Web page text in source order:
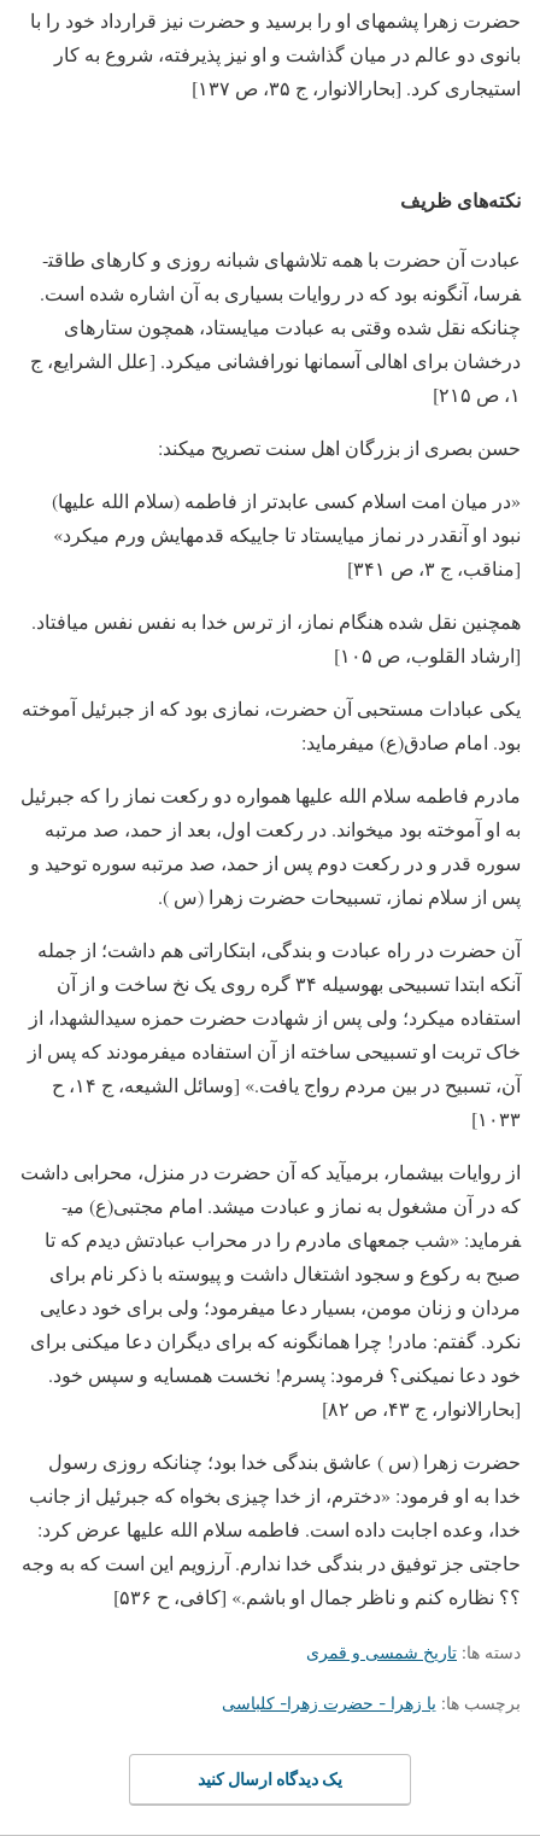
حضرت زهرا پشم­های او را برسید و حضرت نیز قرارداد خود را با
بانوی دو عالم در میان گذاشت و او نیز پذیرفته، شروع به کار
استیجاری کرد. [بحارالانوار، ج ۳۵، ص ۱۳۷]
نکته­‌های ظریف
عبادت آن حضرت با همه تلاشهای شبانه روزی و کارهای طاقت­
فرسا، آنگونه بود که در روایات بسیاری به آن اشاره شده است.
چنانکه نقل شده وقتی به عبادت می­ایستاد، همچون ستاره­ای
درخشان برای اهالی آسمان­ها نورافشانی می­کرد. [علل الشرایع، ج
۱، ص ۲۱۵]
حسن بصری از بزرگان اهل سنت تصریح می­کند:
«در میان امت اسلام کسی عابدتر از فاطمه (سلام الله علیها)
نبود او آنقدر در نماز می­ایستاد تا جاییکه قدم­هایش ورم می­کرد»
[مناقب، ج ۳، ص ۳۴۱]
همچنین نقل شده هنگام نماز، از ترس خدا به نفس نفس می­افتاد.
[ارشاد القلوب، ص ۱۰۵]
یکی عبادات مستحبی آن حضرت، نمازی بود که از جبرئیل آموخته
بود. امام صادق(ع) می­فرماید:
مادرم فاطمه سلام الله علیها همواره دو رکعت نماز را که جبرئیل
به او آموخته بود می­خواند. در رکعت اول، بعد از حمد، صد مرتبه
سوره قدر و در رکعت دوم پس از حمد، صد مرتبه سوره توحید و
پس از سلام نماز، تسبیحات حضرت زهرا (س ).
آن حضرت در راه عبادت و بندگی، ابتکاراتی هم داشت؛ از جمله
آنکه ابتدا تسبیحی به­وسیله ۳۴ گره روی یک نخ ساخت و از آن
استفاده می­کرد؛ ولی پس از شهادت حضرت حمزه سیدالشهدا، از
خاک تربت او تسبیحی ساخته از آن استفاده می­فرمودند که پس از
آن، تسبیح در بین مردم رواج یافت.» [وسائل الشیعه، ج ۱۴، ح
۱۰۳۳]
از روایات بی­شمار، برمی­آید که آن حضرت در منزل، محرابی داشت
که در آن مشغول به نماز و عبادت می­شد. امام مجتبی(ع) می­
فرماید: «شب جمعه­ای مادرم را در محراب عبادتش دیدم که تا
صبح به رکوع و سجود اشتغال داشت و پیوسته با ذکر نام برای
مردان و زنان مومن، بسیار دعا می­فرمود؛ ولی برای خود دعایی
نکرد. گفتم: مادر! چرا همانگونه که برای دیگران دعا می­کنی برای
خود دعا نمی­کنی؟ فرمود: پسرم! نخست همسایه و سپس خود.
[بحارالانوار، ج ۴۳، ص ۸۲]
حضرت زهرا (س ) عاشق بندگی خدا بود؛ چنانکه روزی رسول
خدا به او فرمود: «دخترم، از خدا چیزی بخواه که جبرئیل از جانب
خدا، وعده اجابت داده است. فاطمه سلام الله علیها عرض کرد:
حاجتی جز توفیق در بندگی خدا ندارم. آرزویم این است که به وجه
؟؟ نظاره کنم و ناظر جمال او باشم.» [کافی، ح ۵۳۶]
دسته ها: تاریخ شمسی و قمری
برچسب ها: یا زهرا - حضرت زهرا- کلباسی
یک دیدگاه ارسال کنید